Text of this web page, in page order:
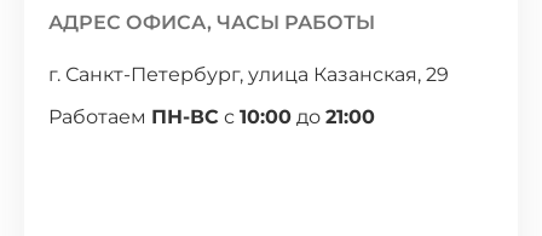
АДРЕС ОФИСА, ЧАСЫ РАБОТЫ
г. Санкт-Петербург, улица Казанская, 29
Работаем ПН-ВС с 10:00 до 21:00